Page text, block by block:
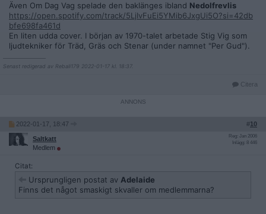
Även Om Dag Vag spelade den baklänges ibland Nedolfrevlis
https://open.spotify.com/track/5LjIvFuEi5YMib6JxgUi5O?si=42db
bfe698fa461d
En liten udda cover. I början av 1970-talet arbetade Stig Vig som
ljudtekniker för Träd, Gräs och Stenar (under namnet "Per Gud").
Senast redigerad av Rebali179 2022-01-17 kl. 18:37.
Citera
2022-01-17, 18:47 #10
Saltkatt
Medlem
Reg: Jan 2006
Inlägg: 8 446
Citat:
Ursprungligen postat av Adelaide
Finns det något smaskigt skvaller om medlemmarna?